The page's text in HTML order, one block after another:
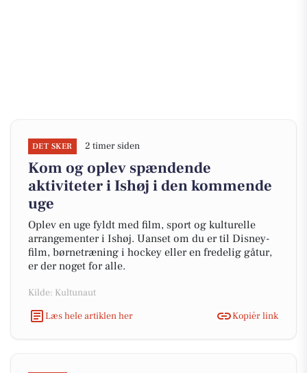
DET SKER 2 timer siden
Kom og oplev spændende
aktiviteter i Ishøj i den kommende
uge
Oplev en uge fyldt med film, sport og kulturelle
arrangementer i Ishøj. Uanset om du er til Disney-
film, børnetræning i hockey eller en fredelig gåtur,
er der noget for alle.
Kilde: Kultunaut
Læs hele artiklen her
Kopiér link